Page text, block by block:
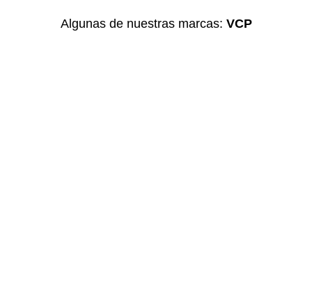
Algunas de nuestras marcas: VCP